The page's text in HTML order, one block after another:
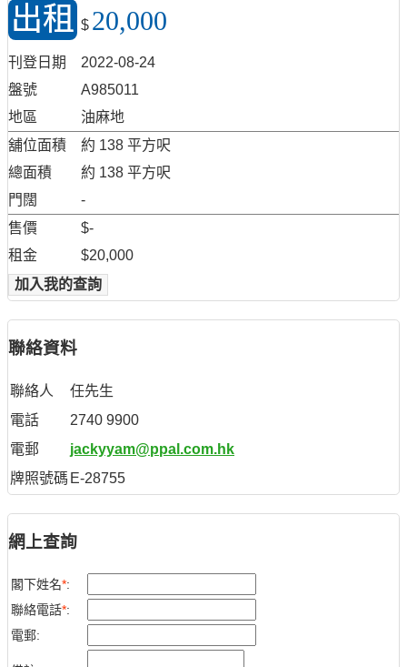
出租 $ 20,000
刊登日期
2022-08-24
盤號
A985011
地區
油麻地
舖位面積
約 138 平方呎
總面積
約 138 平方呎
門闊
-
售價
$-
租金
$20,000
加入我的查詢
聯絡資料
聯絡人
任先生
電話
2740 9900
電郵
jackyyam@ppal.com.hk
牌照號碼 E-28755
網上查詢
閣下姓名*:
聯絡電話*:
電郵: